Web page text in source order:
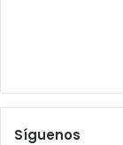
Síguenos